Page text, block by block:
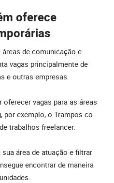
oferece
de comunicação e
vagas principalmente de
e outras empresas.
vagas para as áreas
por exemplo, o Trampos.co
trabalhos freelancer.
área de atuação e filtrar
encontrar de maneira